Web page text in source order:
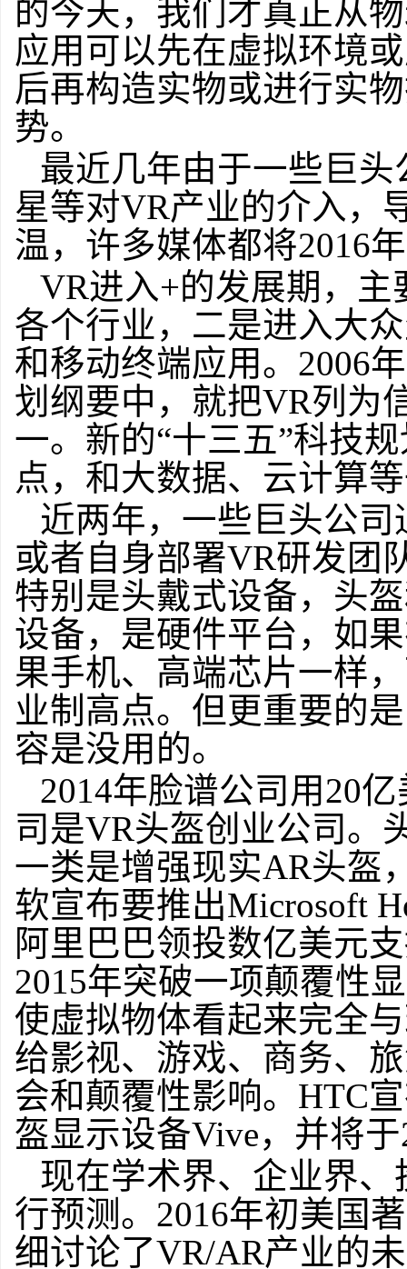
的今天，我们才真正从
应用可以先在虚拟环境
后再构造实物或进行实
势。
最近几年由于一些巨
星等对VR产业的介入，
温，许多媒体都将2016
VR进入+的发展期，
各个行业，二是进入大
和移动终端应用。2006
划纲要中，就把VR列为
一。新的“十三五”科技
点，和大数据、云计算
近两年，一些巨头公
或者自身部署VR研发团
特别是头戴式设备，头
设备，是硬件平台，如
果手机、高端芯片一样
业制高点。但更重要的
容是没用的。
2014年脸谱公司用20
司是VR头盔创业公司。
一类是增强现实AR头盔
软宣布要推出Microsoft
阿里巴巴领投数亿美元
2015年突破一项颠覆性
使虚拟物体看起来完全
给影视、游戏、商务、
会和颠覆性影响。HTC
盔显示设备Vive，并将
现在学术界、企业界
行预测。2016年初美国
细讨论了VR/AR产业的